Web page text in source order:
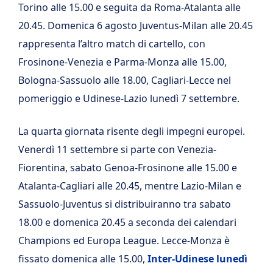
Torino alle 15.00 e seguita da Roma-Atalanta alle
20.45. Domenica 6 agosto Juventus-Milan alle 20.45
rappresenta l’altro match di cartello, con
Frosinone-Venezia e Parma-Monza alle 15.00,
Bologna-Sassuolo alle 18.00, Cagliari-Lecce nel
pomeriggio e Udinese-Lazio lunedì 7 settembre.
La quarta giornata risente degli impegni europei.
Venerdì 11 settembre si parte con Venezia-
Fiorentina, sabato Genoa-Frosinone alle 15.00 e
Atalanta-Cagliari alle 20.45, mentre Lazio-Milan e
Sassuolo-Juventus si distribuiranno tra sabato
18.00 e domenica 20.45 a seconda dei calendari
Champions ed Europa League. Lecce-Monza è
fissato domenica alle 15.00, Inter-Udinese lunedì